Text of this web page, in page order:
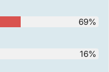
69%
16%